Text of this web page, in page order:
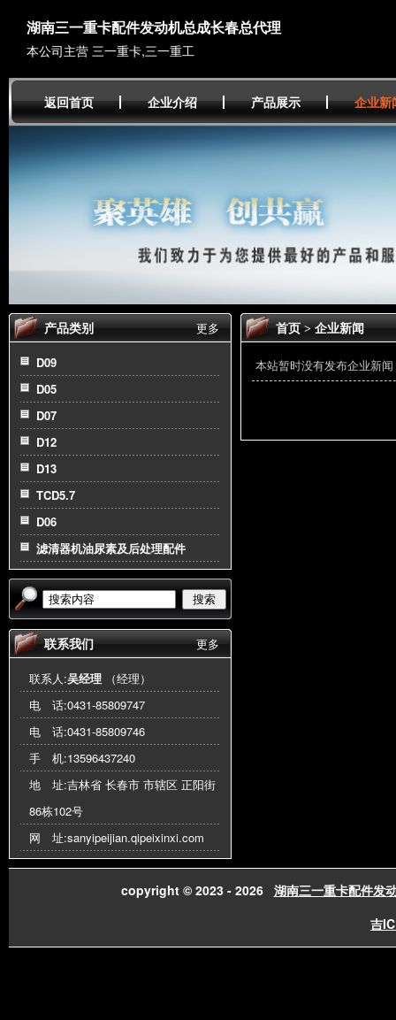
湖南三一重卡配件发动机总成长春总代理
本公司主营 三一重卡,三一重工
返回首页 企业介绍 产品展示 企业新
更多
产品类别
D09
D05
D07
D12
D13
TCD5.7
D06
滤清器机油尿素及后处理配件
搜索
更多
联系我们
联系人:吴经理 （经理）
电 话:0431-85809747
电 话:0431-85809746
手 机:13596437240
地 址:吉林省 长春市 市辖区 正阳街
86栋102号
网 址:sanyipeijian.qipeixinxi.com
首页>企业新闻
本站暂时没有发布企业新闻
copyright © 2023 - 2026 湖南三一重卡配件发
吉